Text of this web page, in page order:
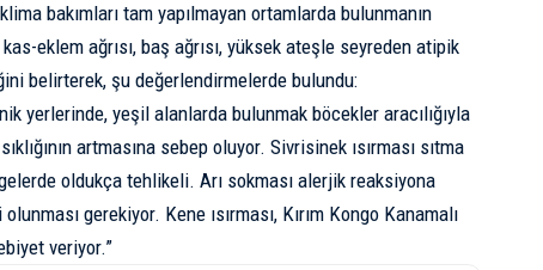
bakımları tam yapılmayan ortamlarda bulunmanın
kas-eklem ağrısı, baş ağrısı, yüksek ateşle seyreden atipik
belirterek, şu değerlendirmelerde bulundu:
yerlerinde, yeşil alanlarda bulunmak böcekler aracılığıyla
artmasına sebep oluyor. Sivrisinek ısırması sıtma
oldukça tehlikeli. Arı sokması alerjik reaksiyona
gerekiyor. Kene ısırması, Kırım Kongo Kanamalı
veriyor.”